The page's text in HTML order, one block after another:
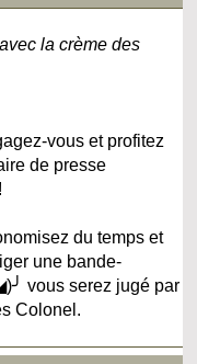
la crème des
vous et profitez
de presse
du temps et
une bande-
vous serez jugé par
Colonel.